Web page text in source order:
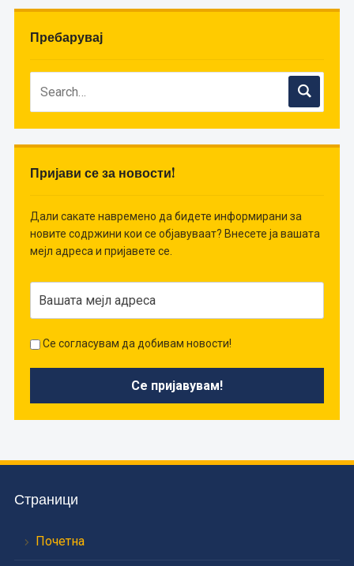
Пребарувај
Пријави се за новости!
Дали сакате навремено да бидете информирани за
новите содржини кои се објавуваат? Внесете ја вашата
мејл адреса и пријавете се.
Се согласувам да добивам новости!
Страници
Почетна